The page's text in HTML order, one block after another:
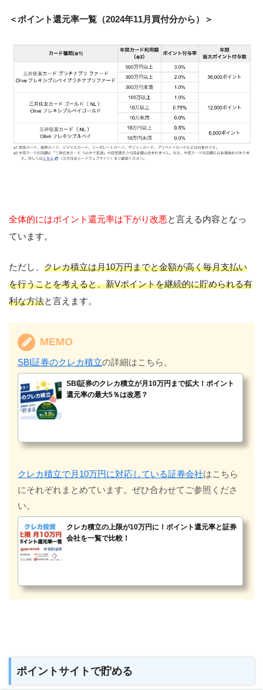
＜ポイント還元率一覧（2024年11月買付分から）＞
全体的にはポイント還元率は下がり改悪と言える内容となっ
ています。
ただし、 クレカ積立は月10万円までと金額が高く毎月支払い
を行うことを考えると、新Vポイントを継続的に貯められる有
利な方法と言えます。
MEMO
SBI証券のクレカ積立の詳細はこちら。
SBI証券のクレカ積立が月10万円まで拡大！ポイント
還元率の最大5％は改悪？
クレカ積立で月10万円に対応している証券会社はこちら
にそれぞれまとめています。ぜひ合わせてご参照くださ
い。
クレカ積立の上限が10万円に！ポイント還元率と証券
会社を一覧で比較！
ポイントサイトで貯める